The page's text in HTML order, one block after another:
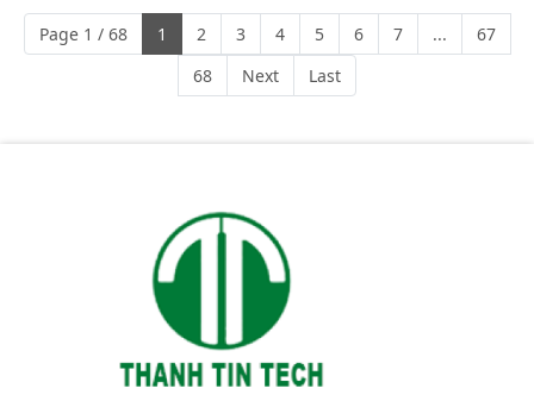
ngành công nghiệp khác nhau. 
Độ nhạy cao: Trang bị đầu dò
InGaAs độ nhạy cao, cung cấp
phản hồi phổ tuyến tính đầy đủ,
đảm bảo độ chính xác và khả
Page 1 / 68 1 2 3 4 5 6 7 ...
67
68
Next Last